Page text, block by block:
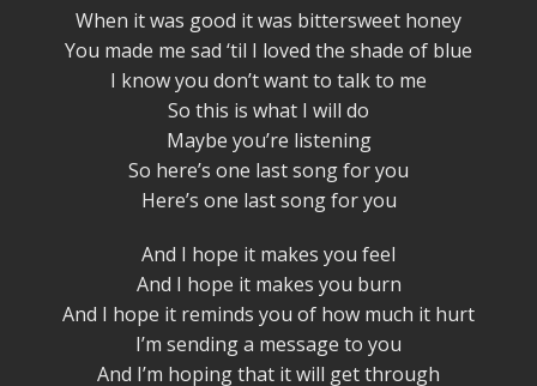
When it was good it was bittersweet honey
You made me sad ‘til I loved the shade of blue
I know you don’t want to talk to me
So this is what I will do
Maybe you’re listening
So here’s one last song for you
Here’s one last song for you
And I hope it makes you feel
And I hope it makes you burn
And I hope it reminds you of how much it hurt
I’m sending a message to you
And I’m hoping that it will get through